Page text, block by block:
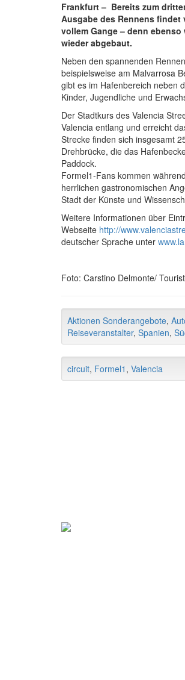
Frankfurt – Bereits zum
Ausgabe des Rennens findet
vollem Gange – denn
wieder abgebaut.
Neben den spannenden
beispielsweise am Malvarrosa
gibt es im Hafenbereich neben
Kinder, Jugendliche und
Der Stadtkurs des Valencia
Valencia entlang und erreicht
Strecke finden sich insgesamt
Drehbrücke, die das
Paddock.
Formel1-Fans kommen
herrlichen gastronomischen
Stadt der Künste und
Weitere Informationen über
Webseite http://
deutscher Sprache unter
Foto: Carstino Delmonte/
Aktionen Sonderangebote,
Reiseveranstalter, Spanien,
circuit, Formel1 , Valencia